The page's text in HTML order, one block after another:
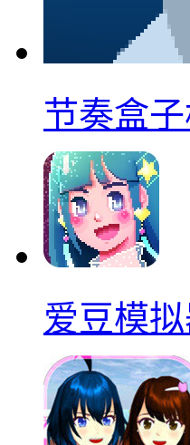
节奏盒
爱豆模